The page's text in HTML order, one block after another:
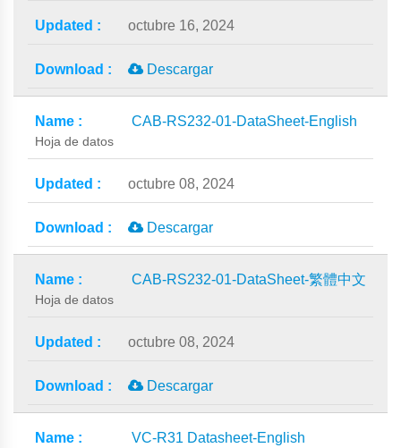
octubre 16, 2024
Descargar
CAB-RS232-01-DataSheet-English
Hoja de datos
octubre 08, 2024
Descargar
CAB-RS232-01-DataSheet-繁體中文
Hoja de datos
octubre 08, 2024
Descargar
VC-R31 Datasheet-English